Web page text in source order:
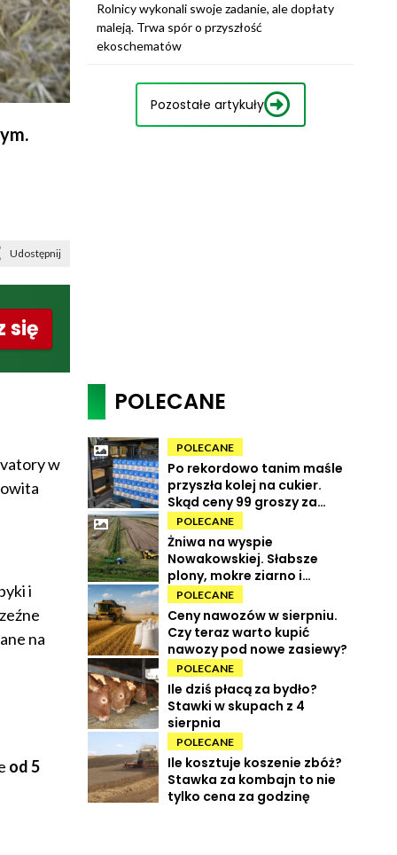
Udostępnij
się
w
i
na
od 5
Rolnicy wykonali swoje zadanie, ale dopłaty
maleją. Trwa spór o przyszłość
ekoschematów
Pozostałe artykuły
POLECANE
POLECANE
Po rekordowo tanim maśle
przyszła kolej na cukier.
Skąd ceny 99 groszy za
kilogram?
POLECANE
Żniwa na wyspie
Nowakowskiej. Słabsze
plony, mokre ziarno i
wysokie koszty
POLECANE
Ceny nawozów w sierpniu.
Czy teraz warto kupić
nawozy pod nowe zasiewy?
POLECANE
Ile dziś płacą za bydło?
Stawki w skupach z 4
sierpnia
POLECANE
Ile kosztuje koszenie zbóż?
Stawka za kombajn to nie
tylko cena za godzinę